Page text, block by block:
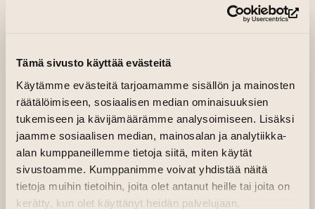
Tämä sivusto käyttää evästeitä
Käytämme evästeitä tarjoamamme sisällön ja mainosten
räätälöimiseen, sosiaalisen median ominaisuuksien
tukemiseen ja kävijämäärämme analysoimiseen. Lisäksi
jaamme sosiaalisen median, mainosalan ja analytiikka-
alan kumppaneillemme tietoja siitä, miten käytät
sivustoamme. Kumppanimme voivat yhdistää näitä
tietoja muihin tietoihin, joita olet antanut heille tai joita on
kerätty, kun olet käyttänyt heidän palvelujaan.
Kesto n. 2 tuntia (sis. väliaika)
Liput:
Peruslippu 12€
Alennuslippu 10€
Alennuslippuun ovat oikeutettuja kaikki itsensä
vähävaraisiksi kokevat.
Lipunmyynti ovelta aukeaa viimeistään 30 min